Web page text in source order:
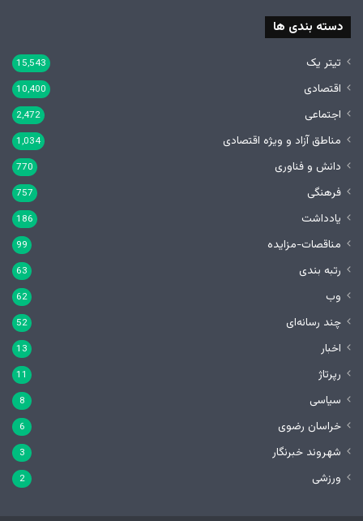
دسته بندی ها
تیتر یک 15,543
اقتصادی 10,400
اجتماعی 2,472
مناطق آزاد و ویژه اقتصادی 1,034
دانش و فناوری 770
فرهنگی 757
یادداشت 186
مناقصات-مزایده 99
رتبه بندی 63
وب 62
چند رسانه‌ای 52
اخبار 13
رپرتاژ 11
سیاسی 8
خراسان رضوی 6
شهروند خبرنگار 3
ورزشی 2